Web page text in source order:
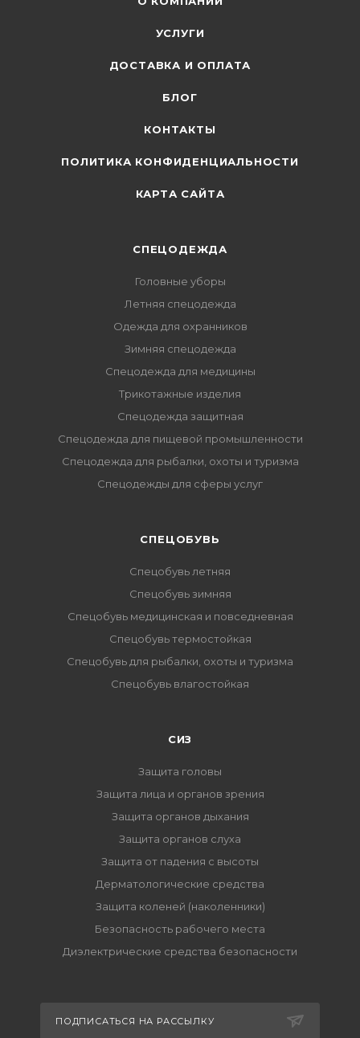
УСЛУГИ
ДОСТАВКА И ОПЛАТА
БЛОГ
КОНТАКТЫ
ПОЛИТИКА КОНФИДЕНЦИАЛЬНОСТИ
КАРТА САЙТА
СПЕЦОДЕЖДА
Головные уборы
Летняя спецодежда
Одежда для охранников
Зимняя спецодежда
Спецодежда для медицины
Трикотажные изделия
Спецодежда защитная
Спецодежда для пищевой промышленности
Спецодежда для рыбалки, охоты и туризма
Спецодежды для сферы услуг
CПЕЦОБУВЬ
Спецобувь летняя
Спецобувь зимняя
Спецобувь медицинская и повседневная
Спецобувь термостойкая
Спецобувь для рыбалки, охоты и туризма
Спецобувь влагостойкая
СИЗ
Защита головы
Защита лица и органов зрения
Защита органов дыхания
Защита органов слуха
Защита от падения с высоты
Дерматологические средства
Защита коленей (наколенники)
Безопасность рабочего места
Диэлектрические средства безопасности
ПОДПИСАТЬСЯ НА РАССЫЛКУ